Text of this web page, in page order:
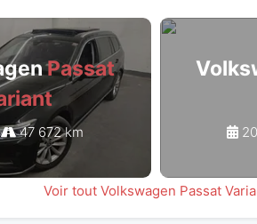
Passat
47 672 km
Voir tout Volkswagen Passat